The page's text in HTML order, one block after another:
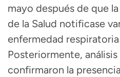
mayo después de que
de la Salud notificase
enfermedad
Posteriormente,
confirmaron la